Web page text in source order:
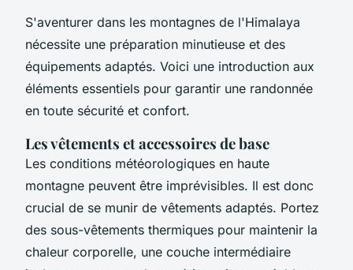
S'aventurer dans les montagnes de l'Himalaya
nécessite une préparation minutieuse et des
équipements adaptés. Voici une introduction aux
éléments essentiels pour garantir une randonnée
en toute sécurité et confort.
Les vêtements et accessoires de base
Les conditions météorologiques en haute
montagne peuvent être imprévisibles. Il est donc
crucial de se munir de vêtements adaptés. Portez
des sous-vêtements thermiques pour maintenir la
chaleur corporelle, une couche intermédiaire